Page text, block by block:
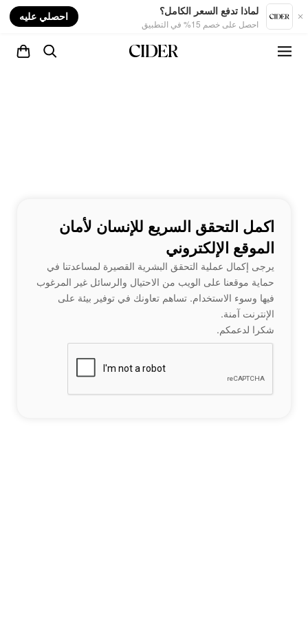
لماذا تدفع السعر الكامل؟
احصل على خصم 15% في التطبيق
احصلي عليه
اكمل التحقق السريع للإنسان لأمان
الموقع الإلكتروني
يرجى إكمال عملية التحقق البشرية القصيرة لمساعدتنا في
حماية موقعنا على الويب من الاحتيال والرسائل غير المرغوب
فيها وسوء الاستخدام. تساهم تعاونك في توفير بيئة على
الإنترنت آمنة.
شكرا لدعمكم.